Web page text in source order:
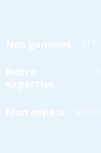
Nos gammes VTT
Notre
expertise
Mon espace Mon